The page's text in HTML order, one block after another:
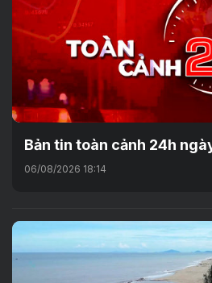
Bản tin toàn cảnh 24h
06/08/2026 18:14